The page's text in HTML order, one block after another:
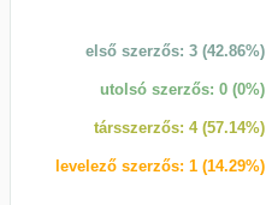
első szerzős: 3 (42.86%)
utolsó szerzős: 0 (0%)
társszerzős: 4 (57.14%)
levelező szerzős: 1 (14.29%)